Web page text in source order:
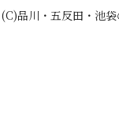
(C)品川・五反田・池